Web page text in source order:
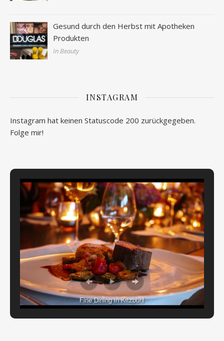
Gesund durch den Herbst mit Apotheken
Produkten
In Beauty
INSTAGRAM
Instagram hat keinen Statuscode 200 zurückgegeben.
Folge mir!
Fine Dining in Kitzbühl